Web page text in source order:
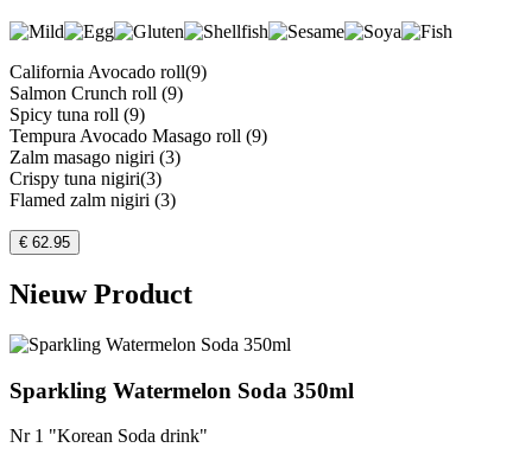
California Avocado roll(9)
Salmon Crunch roll (9)
Spicy tuna roll (9)
Tempura Avocado Masago roll (9)
Zalm masago nigiri (3)
Crispy tuna nigiri(3)
Flamed zalm nigiri (3)
€ 62.95
Nieuw Product
Sparkling Watermelon Soda 350ml
Nr 1 "Korean Soda drink"